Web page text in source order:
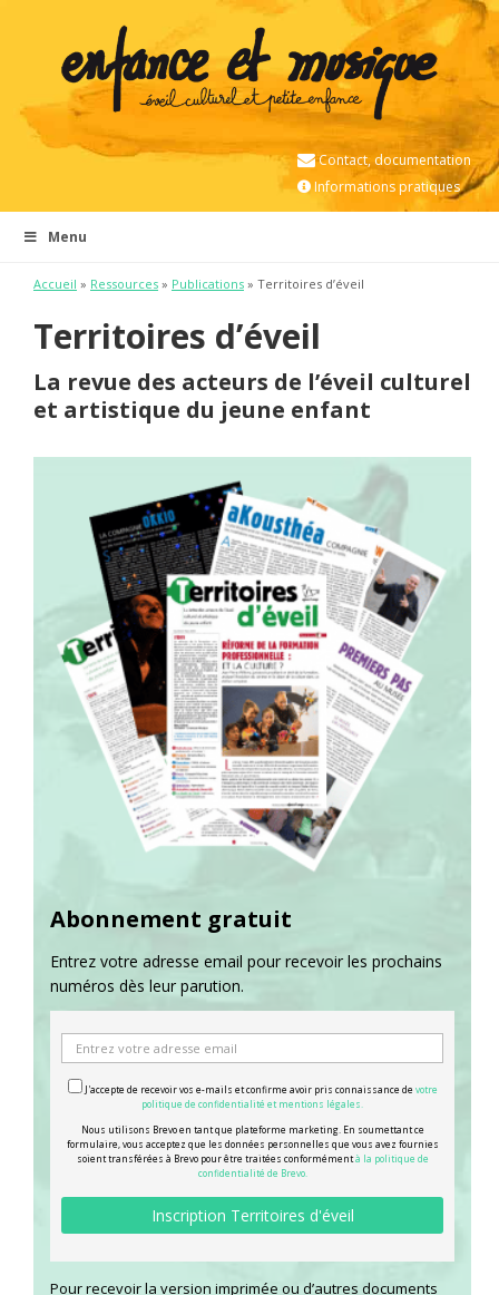
Contact, documentation
Informations pratiques
Menu
Accueil » Ressources » Publications » Territoires d’éveil
Territoires d’éveil
La revue des acteurs de l’éveil culturel
et artistique du jeune enfant
Abonnement gratuit
Entrez votre adresse email pour recevoir les prochains
numéros dès leur parution.
J'accepte de recevoir vos e-mails et confirme avoir pris connaissance de votre
politique de confidentialité et mentions légales.
Nous utilisons Brevo en tant que plateforme marketing. En soumettant ce
formulaire, vous acceptez que les données personnelles que vous avez fournies
soient transférées à Brevo pour être traitées conformémentà la politique de
confidentialité de Brevo.
Pour recevoir la version imprimée ou d’autres documents